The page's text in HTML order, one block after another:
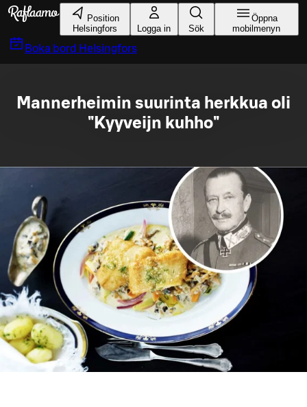
Gå till huvudinnehållet
Position
Helsingfors
Logga in Sök
Öppna
mobilmenyn
Boka bord Helsingfors
Mannerheimin suurinta herkkua oli
"Kyyveijn kuhho"